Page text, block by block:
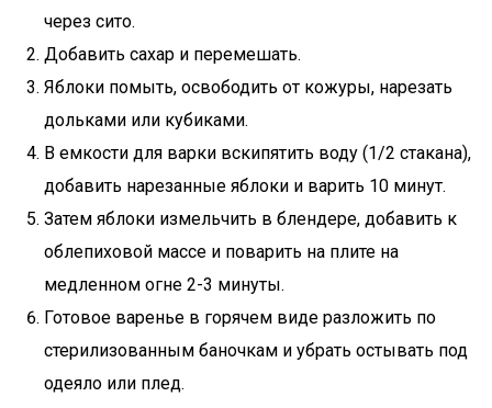
через сито.
Добавить сахар и перемешать.
Яблоки помыть, освободить от кожуры, нарезать
дольками или кубиками.
В емкости для варки вскипятить воду (1/2 стакана),
добавить нарезанные яблоки и варить 10 минут.
Затем яблоки измельчить в блендере, добавить к
облепиховой массе и поварить на плите на
медленном огне 2-3 минуты.
Готовое варенье в горячем виде разложить по
стерилизованным баночкам и убрать остывать под
одеяло или плед.